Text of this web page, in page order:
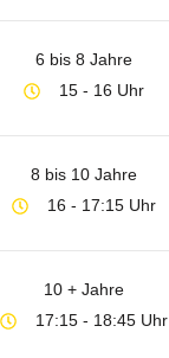
6 bis 8 Jahre
15 - 16 Uhr
8 bis 10 Jahre
16 - 17:15 Uhr
10 + Jahre
17:15 - 18:45 Uhr